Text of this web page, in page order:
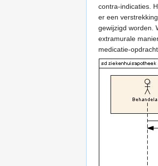
contra-indicaties.
er een
gewijzigd worden.
extramurale
medicatie-